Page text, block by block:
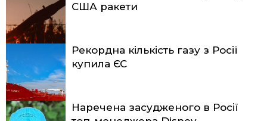
США ракети
Рекордна кількість газу з Росії
купила ЄС
Наречена засудженого в Росії